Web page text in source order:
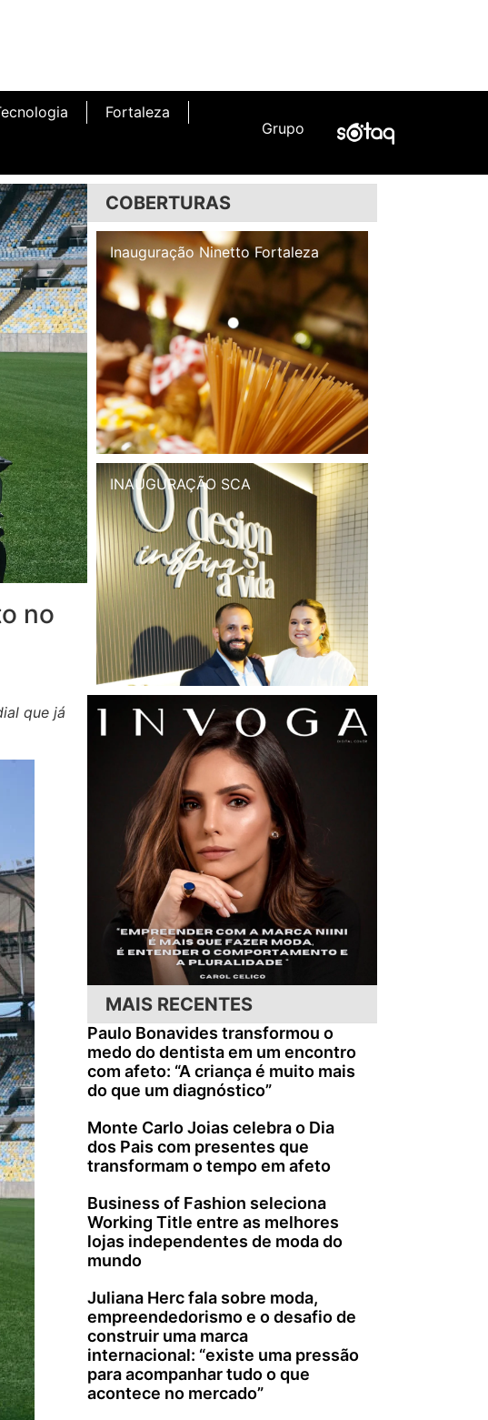
Fortaleza
Grupo
no
que já
COBERTURAS
Inauguração Illa Café
INAUGURAÇÃO SCA
MAIS RECENTES
Paulo Bonavides transformou o
medo do dentista em um encontro
com afeto: “A criança é muito mais
do que um diagnóstico”
Monte Carlo Joias celebra o Dia
dos Pais com presentes que
transformam o tempo em afeto
Business of Fashion seleciona
Working Title entre as melhores
lojas independentes de moda do
mundo
Juliana Herc fala sobre moda,
empreendedorismo e o desafio de
construir uma marca
internacional: “existe uma pressão
para acompanhar tudo o que
acontece no mercado”